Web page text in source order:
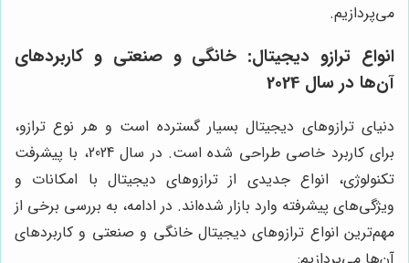
می‌پردازیم.
انواع ترازو دیجیتال: خانگی و صنعتی و کاربردهای
آن‌ها در سال 2024
دنیای ترازوهای دیجیتال بسیار گسترده است و هر نوع ترازو،
برای کاربرد خاصی طراحی شده است. در سال 2024، با پیشرفت
تکنولوژی، انواع جدیدی از ترازوهای دیجیتال با امکانات و
ویژگی‌های پیشرفته وارد بازار شده‌اند. در ادامه، به بررسی برخی از
مهم‌ترین انواع ترازوهای دیجیتال خانگی و صنعتی و کاربردهای